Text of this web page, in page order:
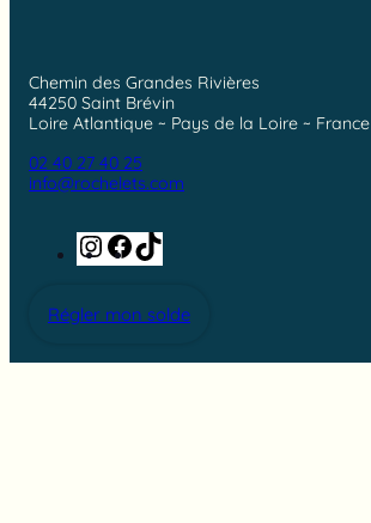
Chemin des Grandes Rivières
44250 Saint Brévin
Loire Atlantique ~ Pays de la Loire ~ France
02 40 27 40 25
info@rochelets.com
Instagram
Facebook
Régler mon solde